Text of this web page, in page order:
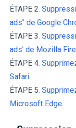
ÉTAPE 2.
ads" de Google
ÉTAPE 3.
ads' de Mozilla
ÉTAPE 4.
Safari.
ÉTAPE 5.
Microsoft Edge.